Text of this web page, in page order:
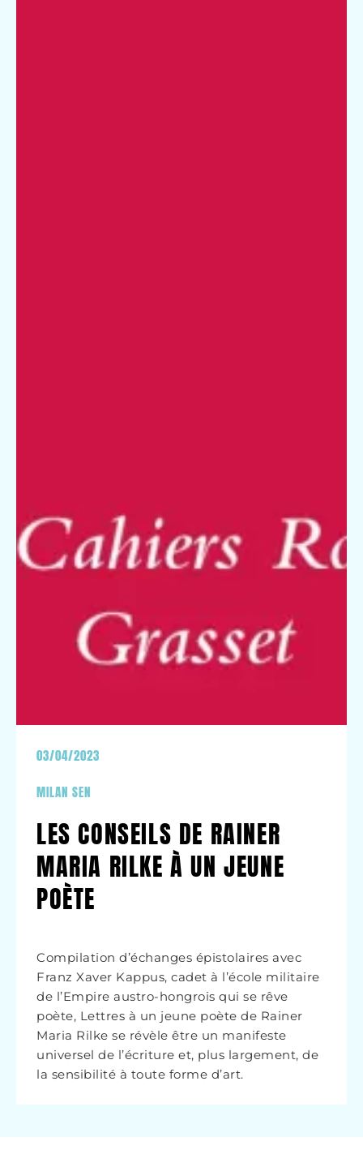
03/04/2023
MILAN SEN
LES CONSEILS DE RAINER
MARIA RILKE À UN JEUNE
POÈTE
Compilation d’échanges épistolaires avec
Franz Xaver Kappus, cadet à l’école militaire
de l’Empire austro-hongrois qui se rêve
poète, Lettres à un jeune poète de Rainer
Maria Rilke se révèle être un manifeste
universel de l’écriture et, plus largement, de
la sensibilité à toute forme d’art.